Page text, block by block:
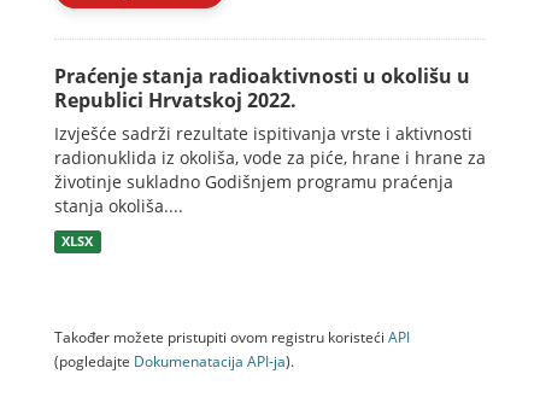
Praćenje stanja radioaktivnosti u okolišu u
Republici Hrvatskoj 2022.
Izvješće sadrži rezultate ispitivanja vrste i aktivnosti
radionuklida iz okoliša, vode za piće, hrane i hrane za
životinje sukladno Godišnjem programu praćenja
stanja okoliša....
XLSX
Također možete pristupiti ovom registru koristeći API
(pogledajte Dokumenаtаcijа API-jа).